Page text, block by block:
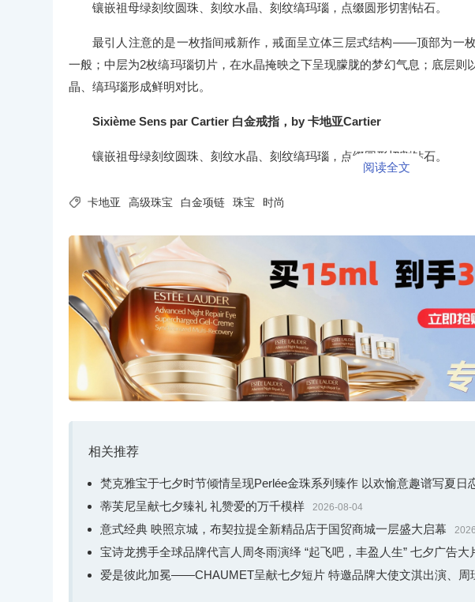
镶嵌祖母绿刻纹圆珠、刻纹水晶、刻纹缟玛瑙，点缀圆形切割钻石。
最引人注意的是一枚指间戒新作，戒面呈立体三层式结构——顶部为一
一般；中层为2枚缟玛瑙切片，在水晶掩映之下呈现朦胧的梦幻气息；底层则
晶、缟玛瑙形成鲜明对比。
Sixième Sens par Cartier 白金戒指，by 卡地亚Cartier
镶嵌祖母绿刻纹圆珠、刻纹水晶、刻纹缟玛瑙，点缀圆形切割钻石。
阅读全文
 卡地亚 高级珠宝 白金项链 珠宝 时尚
相关推荐
梵克雅宝于七夕时节倾情呈现Perlée金珠系列臻作 以欢愉意趣谱写夏日
蒂芙尼呈献七夕臻礼 礼赞爱的万千模样 2026-08-04
意式经典 映照京城，布契拉提全新精品店于国贸商城一层盛大启幕
宝诗龙携手全球品牌代言人周冬雨演绎 “起飞吧，丰盈人生” 七夕广告大
爱是彼此加冕——CHAUMET呈献七夕短片 特邀品牌大使文淇出演、周